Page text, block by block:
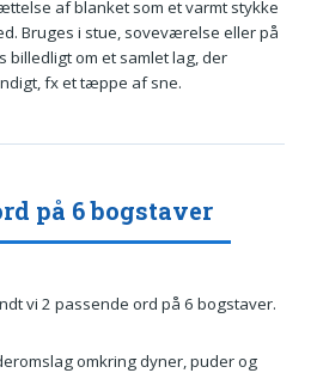
af blanket som et varmt stykke
Bruges i stue, soveværelse eller på
billedligt om et samlet lag, der
fx et tæppe af sne.
på 6 bogstaver
vi 2 passende ord på 6 bogstaver.
omkring dyner, puder og